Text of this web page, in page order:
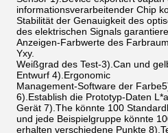
informationsverarbeitender Chip
Stabilität der Genauigkeit des
des elektrischen Signals
Anzeigen-Farbwerte des
Yxy.
Weißgrad des Test-3).Can und
Entwurf 4).Ergonomic
Management-Software der
6).Establish die Prototyp-Daten
Gerät 7).The könnte 100
und jede Beispielgruppe könnte
erhalten verschiedene Punkte